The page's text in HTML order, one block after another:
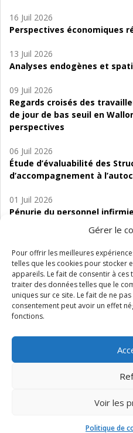
Gérer le
Pour offrir les meilleures
telles que les cookies pour stocker
appareils. Le fait de consentir à
traiter des données telles que le
uniques sur ce site. Le fait de ne
consentement peut avoir un effet
fonctions.
Voir les
Politique de
16 Juil 2026
Perspectives économiques
13 Juil 2026
Analyses endogènes et
09 Juil 2026
Regards croisés des
de jour de bas seuil en
perspectives
06 Juil 2026
Étude d’évaluabilité des
d’accompagnement à
01 Juil 2026
Pénurie du personnel
d’offre de soins pour
Mentions légales Vie privée